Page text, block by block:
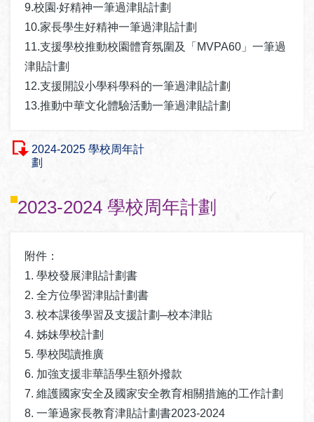
9.校園‧好精神一筆過津貼計劃
10.家長學生好精神一筆過津貼計劃
11.支援學校推動校園體育氛圍及「MVPA60」一筆過
津貼計劃
12.支援開設小學科學科的一筆過津貼計劃
13.推動中華文化體驗活動一筆過津貼計劃
2024-2025 學校周年計
劃
2023-2024 學校周年計劃
附件：
1. 學校發展津貼計劃書
2. 全方位學習津貼計劃書
3. 校本課後學習及支援計劃─校本津貼
4. 姊妹學校計劃
5. 學校閱讀推廣
6. 加強支援非華語學生額外撥款
7. 維護國家安全及國家安全教育相關措施的工作計劃
8. 一筆過家長教育津貼計劃書2023-2024